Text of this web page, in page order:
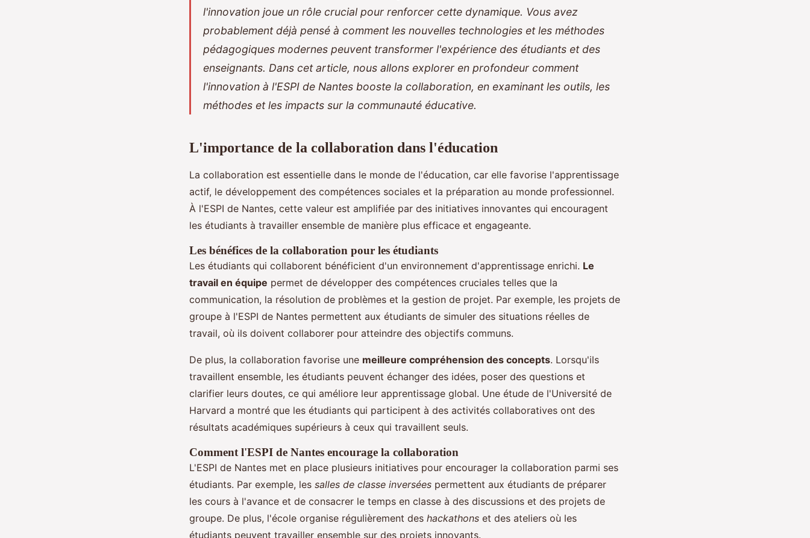
l'innovation joue un rôle crucial pour renforcer cette dynamique. Vous avez
probablement déjà pensé à comment les nouvelles technologies et les méthodes
pédagogiques modernes peuvent transformer l'expérience des étudiants et des
enseignants. Dans cet article, nous allons explorer en profondeur comment
l'innovation à l'ESPI de Nantes booste la collaboration, en examinant les outils, les
méthodes et les impacts sur la communauté éducative.
L'importance de la collaboration dans l'éducation
La collaboration est essentielle dans le monde de l'éducation, car elle favorise l'apprentissage
actif, le développement des compétences sociales et la préparation au monde professionnel.
À l'ESPI de Nantes, cette valeur est amplifiée par des initiatives innovantes qui encouragent
les étudiants à travailler ensemble de manière plus efficace et engageante.
Les bénéfices de la collaboration pour les étudiants
Les étudiants qui collaborent bénéficient d'un environnement d'apprentissage enrichi. Le
travail en équipe permet de développer des compétences cruciales telles que la
communication, la résolution de problèmes et la gestion de projet. Par exemple, les projets de
groupe à l'ESPI de Nantes permettent aux étudiants de simuler des situations réelles de
travail, où ils doivent collaborer pour atteindre des objectifs communs.
De plus, la collaboration favorise une meilleure compréhension des concepts. Lorsqu'ils
travaillent ensemble, les étudiants peuvent échanger des idées, poser des questions et
clarifier leurs doutes, ce qui améliore leur apprentissage global. Une étude de l'Université de
Harvard a montré que les étudiants qui participent à des activités collaboratives ont des
résultats académiques supérieurs à ceux qui travaillent seuls.
Comment l'ESPI de Nantes encourage la collaboration
L'ESPI de Nantes met en place plusieurs initiatives pour encourager la collaboration parmi ses
étudiants. Par exemple, les salles de classe inversées permettent aux étudiants de préparer
les cours à l'avance et de consacrer le temps en classe à des discussions et des projets de
groupe. De plus, l'école organise régulièrement des hackathons et des ateliers où les
étudiants peuvent travailler ensemble sur des projets innovants.